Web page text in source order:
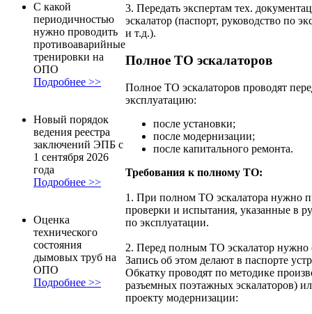
С какой
периодичностью
нужно проводить
противоаварийные
тренировки на
ОПО
Подробнее >>
Новый порядок
ведения реестра
заключений ЭПБ с
1 сентября 2026
года
Подробнее >>
Оценка
технического
состояния
дымовых труб на
ОПО
Подробнее >>
3. Передать экспертам тех.
эскалатор (паспорт, руководство по
и т.д.).
Полное ТО эскалаторов
Полное ТО эскалаторов проводят
эксплуатацию:
после установки;
после модернизации;
после капитального ремонта.
Требования к полному ТО:
1. При полном ТО эскалатора нужно
проверки и испытания, указанные в
по эксплуатации.
2. Перед полным ТО эскалатор нужно
Запись об этом делают в паспорте
Обкатку проводят по методике
разъемных поэтажных эскалаторов)
проекту модернизации: